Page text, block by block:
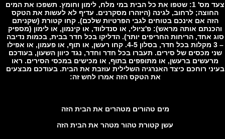
צעד מס' 1: שטפו את כל הבית במי מלח, לימון וחומץ. תשפכו את המים
לרחוב, לגינה (היזהרו מסקרנים. עדיף לא לעשות את הטקס
אם אינכם בטוחים לגבי הפרטיות שלכם). קחו קטורת (שקניתם
אותה מראש): פ'ציולי, או סנדלווד, או קינמון, או לימון (מספיק
אחד, הריחות החריפים יותר). הדליקו בכל חדר בבית, בכמות נדיבה
– 3 מקלות בכל חדר, בסלון 4-5. קחו רעשן, או תוף, או פעמון, או אפילו
מכסים של סירים. תעברו בכל חדר וחדר, נגד כיוון השעון, בעודכם
ברעשן, או מתופפים בתוף, או מכישים במכסי הסירים. ראו
רוחכם כיצד האנרגיה השלילית עוזבת את הבית. בעודכם מבצעים
את הטקס הזה אמרו לחש זה:
מים טהורים מטהרים את הבית הזה
עשן קטורת טהור מטהר את הבית הזה